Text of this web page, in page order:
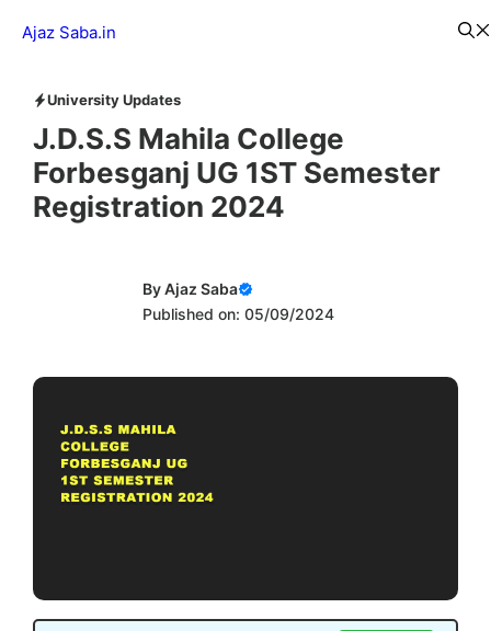
Ajaz Saba.in
University Updates
J.D.S.S Mahila College
Forbesganj UG 1ST Semester
Registration 2024
ByAjaz Saba
Published on: 05/09/2024